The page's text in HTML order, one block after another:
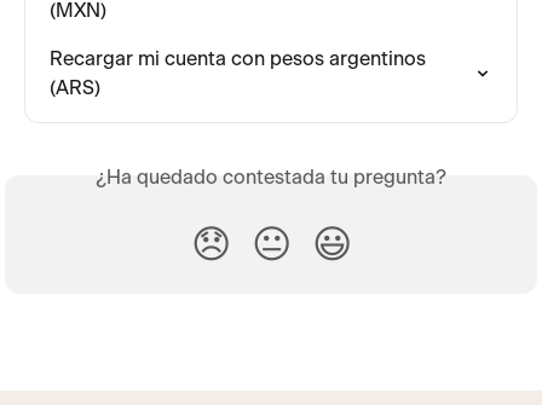
(MXN)
Recargar mi cuenta con pesos argentinos
(ARS)
¿Ha quedado contestada tu pregunta?
😞 😐 😃